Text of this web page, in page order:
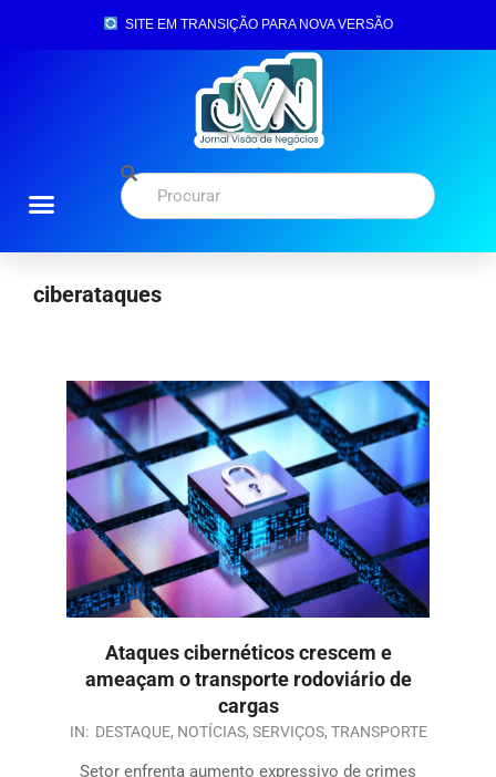
SITE EM TRANSIÇÃO PARA NOVA VERSÃO
ciberataques
Ataques cibernéticos crescem e
ameaçam o transporte rodoviário de
cargas
IN: DESTAQUE, NOTÍCIAS, SERVIÇOS, TRANSPORTE
Setor enfrenta aumento expressivo de crimes